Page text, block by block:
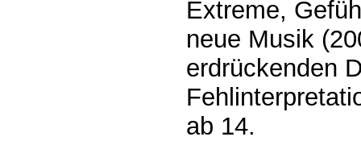
Extreme,
neue Musik
erdrückenden
ab 14.